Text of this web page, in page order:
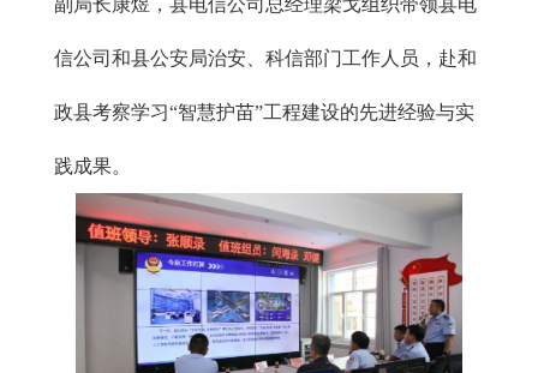
副局长康煜，县电信公司总经理梁戈组织带领县电
信公司和县公安局治安、科信部门工作人员，赴和
政县考察学习“智慧护苗”工程建设的先进经验与实
践成果。